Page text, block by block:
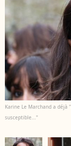
Karine Le Marchand a
susceptible..."